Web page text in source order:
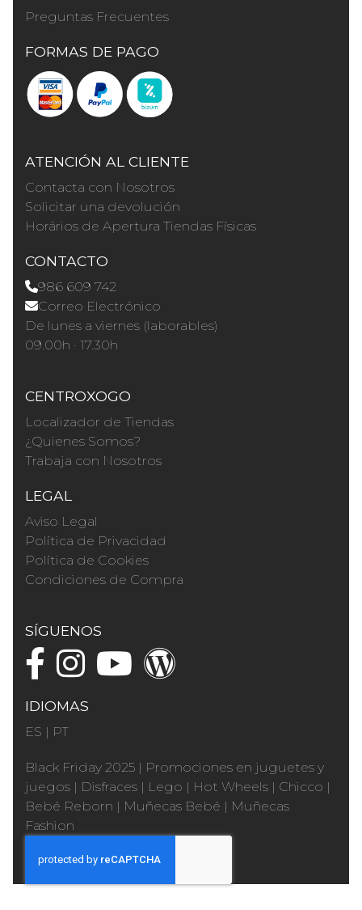
Preguntas Frecuentes
FORMAS DE PAGO
ATENCIÓN AL CLIENTE
Contacta con Nosotros
Solicitar una devolución
Horários de Apertura Tiendas Físicas
CONTACTO
986 609 742
Correo Electrónico
De lunes a viernes (laborables)
09.00h · 17.30h
CENTROXOGO
Localizador de Tiendas
¿Quienes Somos?
Trabaja con Nosotros
LEGAL
Aviso Legal
Política de Privacidad
Política de Cookies
Condiciones de Compra
SÍGUENOS
IDIOMAS
ES | PT
Black Friday 2025 | Promociones en juguetes y
juegos | Disfraces | Lego | Hot Wheels | Chicco |
Bebé Reborn | Muñecas Bebé | Muñecas
Fashion